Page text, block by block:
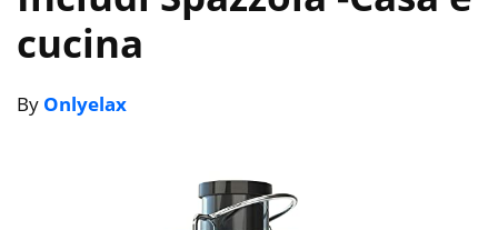
cucina
By Onlyelax